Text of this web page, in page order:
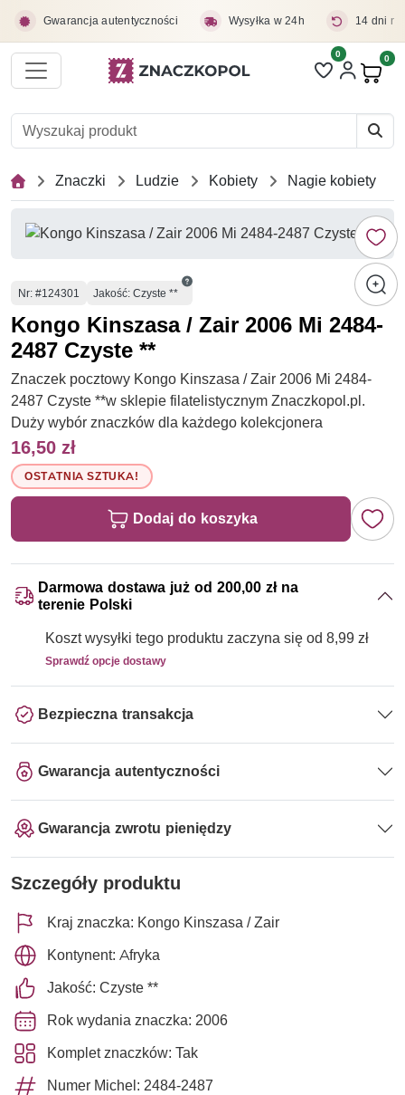
Gwarancja autentyczności Wysyłka w 24h 14 dni
Liczba pozycji
0 0
Znaczki Ludzie Kobiety Nagie kobiety
Numer
Nr: #124301 Jakość: Czyste **
Kongo Kinszasa / Zair 2006 Mi 2484-
2487 Czyste **
Znaczek pocztowy Kongo Kinszasa / Zair 2006 Mi 2484-
2487 Czyste **w sklepie filatelistycznym Znaczkopol.pl.
Duży wybór znaczków dla każdego kolekcjonera
16,50 zł
OSTATNIA SZTUKA!
Dodaj do koszyka
Darmowa dostawa już od 200,00 zł na
terenie Polski
Koszt wysyłki tego produktu zaczyna się od 8,99 zł
Sprawdź opcje dostawy
Bezpieczna transakcja
Gwarancja autentyczności
Gwarancja zwrotu pieniędzy
Szczegóły produktu
Kraj znaczka: Kongo Kinszasa / Zair
Kontynent: Afryka
Jakość: Czyste **
Rok wydania znaczka: 2006
Komplet znaczków: Tak
Numer Michel: 2484-2487